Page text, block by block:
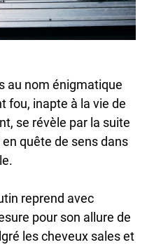
au nom énigmatique
fou, inapte à la vie de
se révèle par la suite
quête de sens dans
reprend avec
pour son allure de
les cheveux sales et